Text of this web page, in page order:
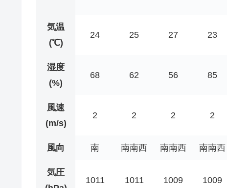
気温
(℃)
24 25 27 23
湿度
(%)
68 62 56 85
風速
(m/s)
2 2 2 2
風向 南 南南西 南南西 南南西
気圧
1011 1011 1009 1009